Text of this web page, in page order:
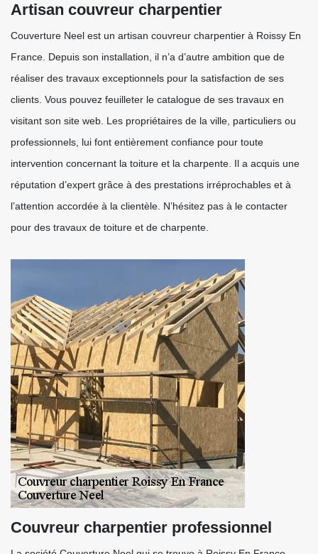
Artisan couvreur charpentier
Couverture Neel est un artisan couvreur charpentier à Roissy En
France. Depuis son installation, il n’a d’autre ambition que de
réaliser des travaux exceptionnels pour la satisfaction de ses
clients. Vous pouvez feuilleter le catalogue de ses travaux en
visitant son site web. Les propriétaires de la ville, particuliers ou
professionnels, lui font entièrement confiance pour toute
intervention concernant la toiture et la charpente. Il a acquis une
réputation d’expert grâce à des prestations irréprochables et à
l’attention accordée à la clientèle. N’hésitez pas à le contacter
pour des travaux de toiture et de charpente.
Couvreur charpentier professionnel